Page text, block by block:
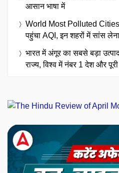
आसान भाषा में
World Most Polluted
पहुंचा AQI, इन शहरों में सांस
भारत में अंगूर का सबसे बड़ा
राज्य, विश्व में नंबर 1 देश और पूरी